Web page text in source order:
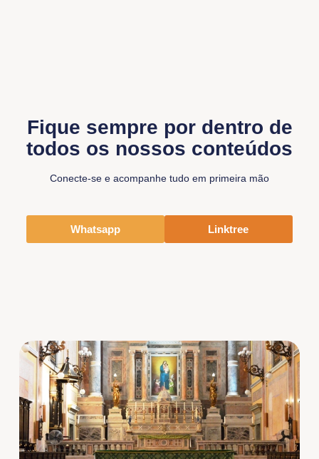
Fique sempre por dentro de
todos os nossos conteúdos
Conecte-se e acompanhe tudo em primeira mão
Whatsapp Linktree